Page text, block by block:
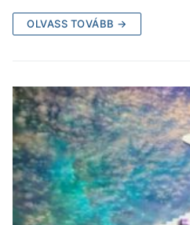
OLVASS TOVÁBB →